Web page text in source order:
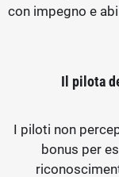
con impegno e
Il pilota
I piloti non
bonus per